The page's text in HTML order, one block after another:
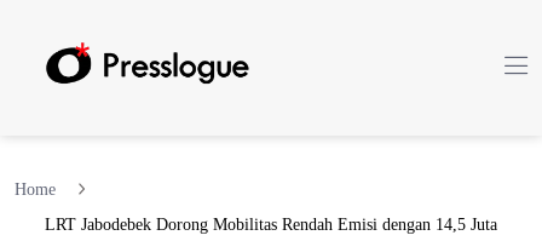
Home
LRT Jabodebek Dorong Mobilitas Rendah Emisi dengan 14,5 Juta